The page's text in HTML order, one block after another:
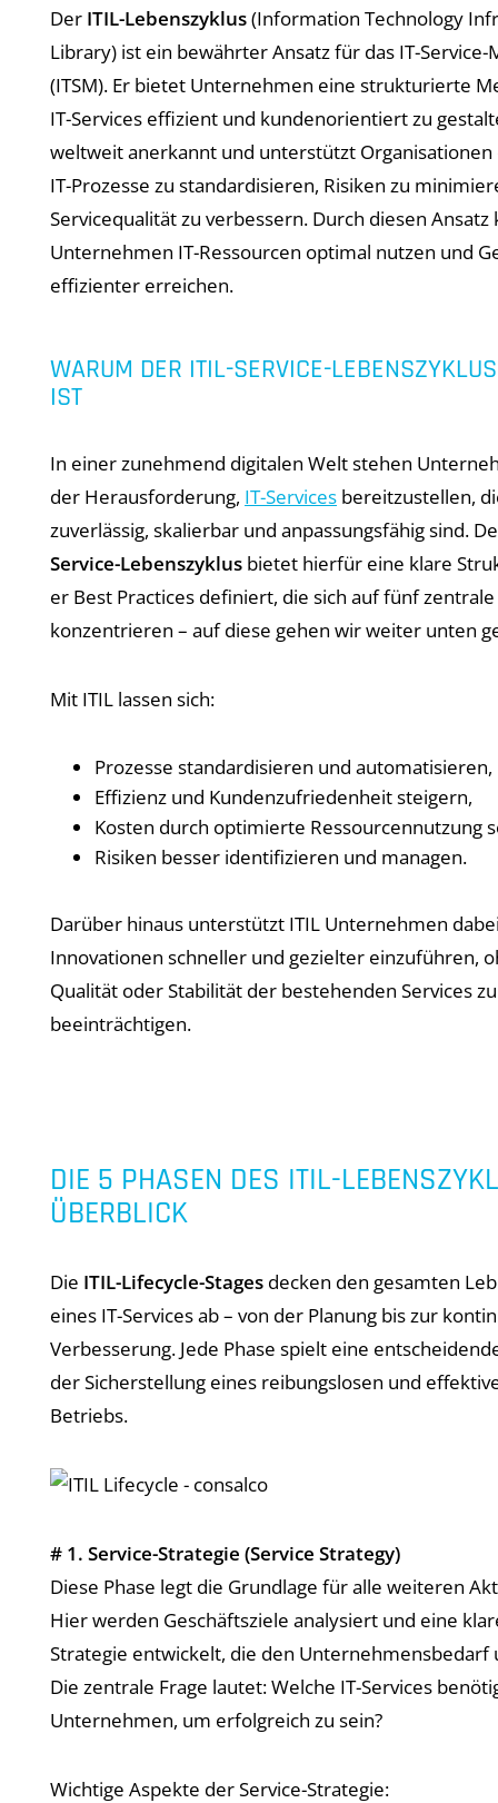
Der ITIL-Lebenszyklus(Information Technology
Library) ist ein bewährter Ansatz für das IT-Service-
(ITSM). Er bietet Unternehmen eine strukturierte
IT-Services effizient und kundenorientiert zu
weltweit anerkannt und unterstützt Organisationen
IT-Prozesse zu standardisieren, Risiken zu
Servicequalität zu verbessern. Durch diesen Ansatz
Unternehmen IT-Ressourcen optimal nutzen und
effizienter erreichen.
WARUM DER ITIL-SERVICE-
IST
In einer zunehmend digitalen Welt stehen
der Herausforderung, IT-Services bereitzustellen,
zuverlässig, skalierbar und anpassungsfähig sind.
Service-Lebenszyklus bietet hierfür eine klare
er Best Practices definiert, die sich auf fünf zentrale
konzentrieren – auf diese gehen wir weiter unten
Mit ITIL lassen sich:
Prozesse standardisieren und automatisieren,
Effizienz und Kundenzufriedenheit steigern,
Kosten durch optimierte Ressourcennutzung
Risiken besser identifizieren und managen.
Darüber hinaus unterstützt ITIL Unternehmen
Innovationen schneller und gezielter einzuführen,
Qualität oder Stabilität der bestehenden Services zu
beeinträchtigen.
DIE 5 PHASEN DES ITIL-
ÜBERBLICK
Die ITIL-Lifecycle-Stages decken den gesamten
eines IT-Services ab – von der Planung bis zur
Verbesserung. Jede Phase spielt eine
der Sicherstellung eines reibungslosen und
Betriebs.
# 1. Service-Strategie (Service Strategy)
Diese Phase legt die Grundlage für alle weiteren
Hier werden Geschäftsziele analysiert und eine
Strategie entwickelt, die den Unternehmensbedarf
Die zentrale Frage lautet: Welche IT-Services
Unternehmen, um erfolgreich zu sein?
Wichtige Aspekte der Service-Strategie: